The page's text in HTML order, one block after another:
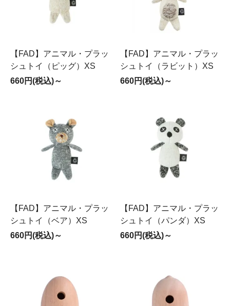
【FAD】アニマル・プラッ
シュトイ（ピッグ）XS
660円(税込)～
【FAD】アニマル・プラッ
シュトイ（ラビット）XS
660円(税込)～
【FAD】アニマル・プラッ
シュトイ（ベア）XS
660円(税込)～
【FAD】アニマル・プラッ
シュトイ（パンダ）XS
660円(税込)～